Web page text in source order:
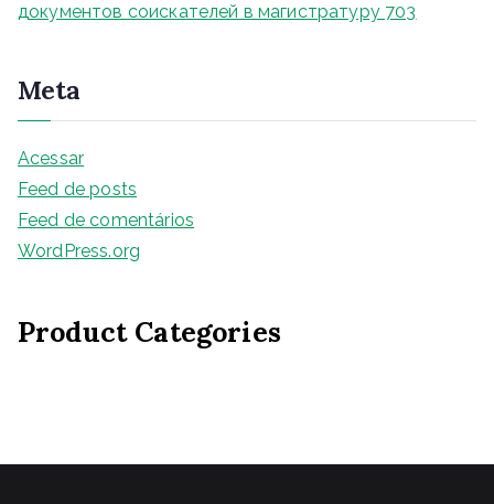
документов соискателей в магистратуру 703
Meta
Acessar
Feed de posts
Feed de comentários
WordPress.org
Product Categories